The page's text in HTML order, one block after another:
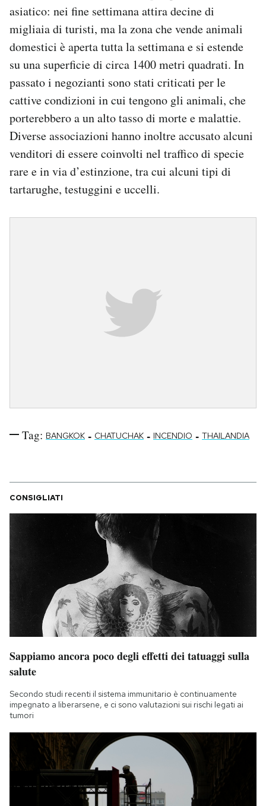
asiatico: nei fine settimana attira decine di
migliaia di turisti, ma la zona che vende animali
domestici è aperta tutta la settimana e si estende
su una superficie di circa 1400 metri quadrati. In
passato i negozianti sono stati criticati per le
cattive condizioni in cui tengono gli animali, che
porterebbero a un alto tasso di morte e malattie.
Diverse associazioni hanno inoltre accusato alcuni
venditori di essere coinvolti nel traffico di specie
rare e in via d’estinzione, tra cui alcuni tipi di
tartarughe, testuggini e uccelli.
Tag: BANGKOK - CHATUCHAK - INCENDIO - THAILANDIA
CONSIGLIATI
Sappiamo ancora poco degli effetti dei tatuaggi sulla
salute
Secondo studi recenti il sistema immunitario è continuamente
impegnato a liberarsene, e ci sono valutazioni sui rischi legati ai
tumori